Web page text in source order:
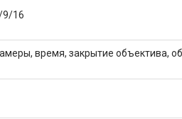
9/16
время, закрытие объектива,